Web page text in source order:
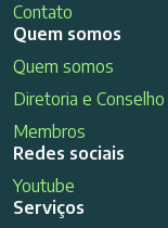
Contato
Quem somos
Quem somos
Diretoria e Conselho
Membros
Redes sociais
Youtube
Serviços